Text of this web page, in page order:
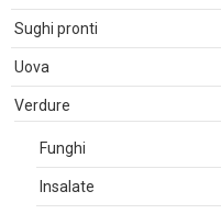
Sughi pronti
Uova
Verdure
Funghi
Insalate